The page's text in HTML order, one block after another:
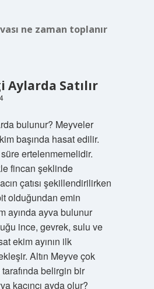
ne zaman toplanır
Aylarda Satılır
bulunur? Meyveler
başında hasat edilir.
ertelenmemelidir.
fincan şeklinde
çatısı şekillendirilirken
olduğundan emin
ayında ayva bulunur
ince, gevrek, sulu ve
ekim ayının ilk
Altın Meyve çok
belirgin bir
kaçıncı ayda olur?